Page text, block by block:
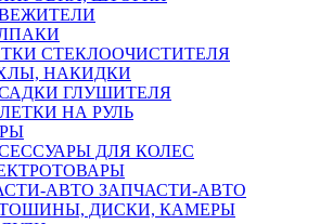
СТЕКЛООЧИСТИТЕЛЯ
НАКИДКИ
ГЛУШИТЕЛЯ
НА РУЛЬ
ДЛЯ КОЛЕС
ЗАПЧАСТИ-АВТО
ДИСКИ, КАМЕРЫ